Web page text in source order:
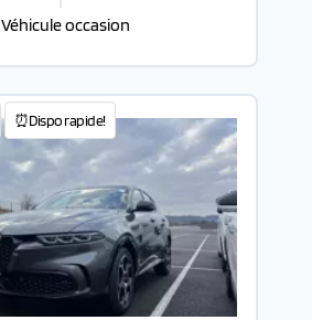
Véhicule occasion
⏰Dispo rapide!